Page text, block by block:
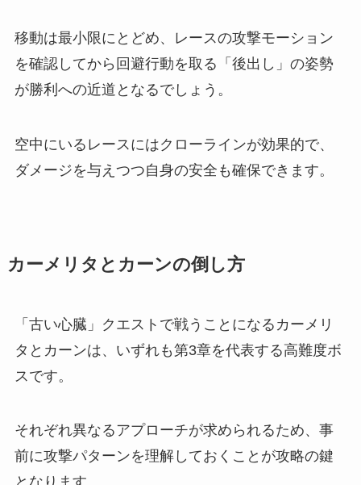
移動は最小限にとどめ、レースの攻撃モーション
を確認してから回避行動を取る「後出し」の姿勢
が勝利への近道となるでしょう。
空中にいるレースにはクローラインが効果的で、
ダメージを与えつつ自身の安全も確保できます。
カーメリタとカーンの倒し方
「古い心臓」クエストで戦うことになるカーメリ
タとカーンは、いずれも第3章を代表する高難度ボ
スです。
それぞれ異なるアプローチが求められるため、事
前に攻撃パターンを理解しておくことが攻略の鍵